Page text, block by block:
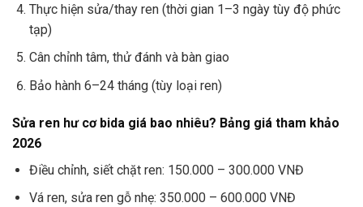
Thực hiện sửa/thay ren (thời gian 1–3 ngày tùy độ phức
tạp)
Cân chỉnh tâm, thử đánh và bàn giao
Bảo hành 6–24 tháng (tùy loại ren)
Sửa ren hư cơ bida giá bao nhiêu? Bảng giá tham khảo
2026
Điều chỉnh, siết chặt ren: 150.000 – 300.000 VNĐ
Vá ren, sửa ren gỗ nhẹ: 350.000 – 600.000 VNĐ